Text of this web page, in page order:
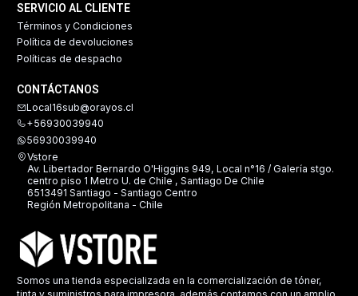
SERVICIO AL CLIENTE
Términos y Condiciones
Política de devoluciones
Políticas de despacho
CONTÁCTANOS
Local16sub@orayos.cl
+56930039940
56930039940
Vstore
Av. Libertador Bernardo O'Higgins 949, Local n°16 / Galería stgo.
centro piso 1 Metro U. de Chile , Santiago De Chile
6513491 Santiago - Santiago Centro
Región Metropolitana - Chile
Somos una tienda especializada en la comercialización de tóner,